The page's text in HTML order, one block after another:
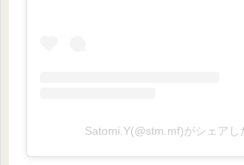
Satomi.Y(@stm.mf)がシェアし